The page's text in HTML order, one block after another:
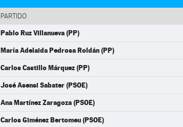
PARTIDO
Pablo Ruz Villanueva (PP)
María Adelaida Pedrosa Roldán (PP)
Carlos Castillo Márquez (PP)
José Asensi Sabater (PSOE)
Ana Martínez Zaragoza (PSOE)
Carlos Giménez Bertomeu (PSOE)